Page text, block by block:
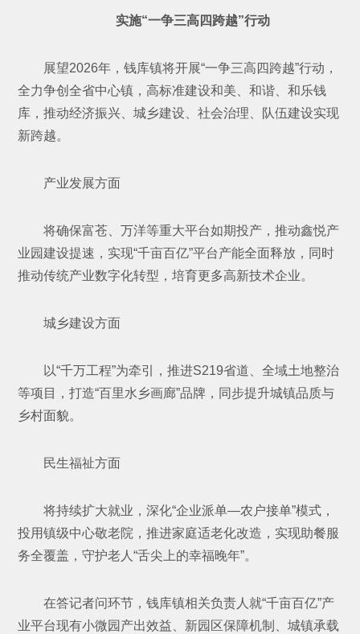
实施“一争三高四跨越”行动
展望2026年，钱库镇将开展“一争三高四跨越”行动，
全力争创全省中心镇，高标准建设和美、和谐、和乐钱
库，推动经济振兴、城乡建设、社会治理、队伍建设实现
新跨越。
产业发展方面
将确保富苍、万洋等重大平台如期投产，推动鑫悦产
业园建设提速，实现“千亩百亿”平台产能全面释放，同时
推动传统产业数字化转型，培育更多高新技术企业。
城乡建设方面
以“千万工程”为牵引，推进S219省道、全域土地整治
等项目，打造“百里水乡画廊”品牌，同步提升城镇品质与
乡村面貌。
民生福祉方面
将持续扩大就业，深化“企业派单—农户接单”模式，
投用镇级中心敬老院，推进家庭适老化改造，实现助餐服
务全覆盖，守护老人“舌尖上的幸福晚年”。
在答记者问环节，钱库镇相关负责人就“千亩百亿”产
业平台现有小微园产出效益、新园区保障机制、城镇承载